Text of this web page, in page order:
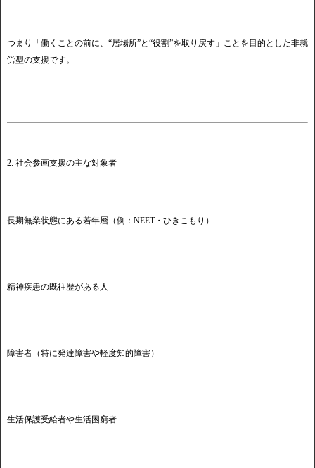
つまり「働くことの前に、“居場所”と“役割”を取り戻す」ことを目的とした非就
労型の支援です。
2. 社会参画支援の主な対象者
長期無業状態にある若年層（例：NEET・ひきこもり）
精神疾患の既往歴がある人
障害者（特に発達障害や軽度知的障害）
生活保護受給者や生活困窮者